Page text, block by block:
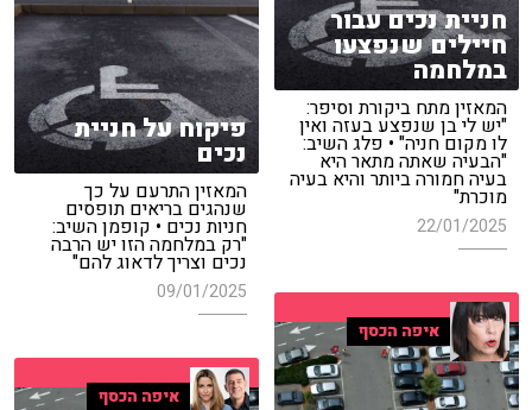
חניית נכים עבור
חיילים שנפצעו
במלחמה
המאזין מתח ביקורת וסיפר:
"יש לי בן שנפצע בעזה ואין
לו מקום חניה" • פלג השיב:
"הבעיה שאתה מתאר היא
בעיה חמורה ביותר והיא בעיה
מוכרת"
22/01/2025
פיקוח על חניית
נכים
המאזין התרעם על כך
שנהגים בריאים תופסים
חניות נכים • קופמן השיב:
"רק במלחמה הזו יש הרבה
נכים וצריך לדאוג להם"
09/01/2025
איפה הכסף
איפה הכסף